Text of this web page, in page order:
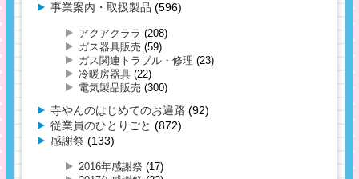
事業案内・取扱製品 (596)
アクアクララ (208)
ガス器具販売 (59)
ガス関連トラブル・修理 (23)
冷暖房器具 (22)
電気製品販売 (300)
寺やんのはじめてのお遍路 (92)
従業員のひとりごと (872)
感謝祭 (133)
2016年感謝祭 (17)